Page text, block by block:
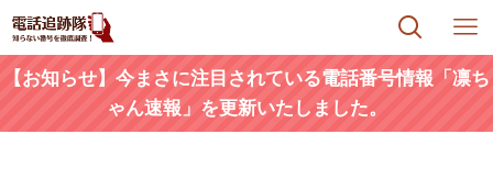
【お知らせ】今まさに注目されている電話番号情報「凛ち
ゃん速報」を更新いたしました。